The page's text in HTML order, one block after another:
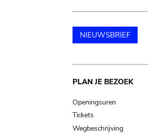
NIEUWSBRIEF
Main
navigation
PLAN JE BEZOEK
Openingsuren
Tickets
Wegbeschrijving